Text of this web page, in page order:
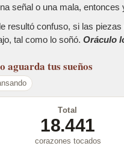
señal o una mala,
resultó confuso, si las
tal como lo soñó. Oráculo
aguarda tus sueños
Total
18.441
corazones tocados